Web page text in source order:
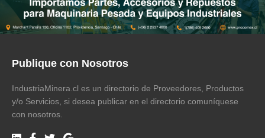
Publique con Nosotros
IndustriaMinera.cl es un directorio de Proveedores, Productos
y/o Servicios, si desea publicar en el directorio comuníquese
con nosotros.